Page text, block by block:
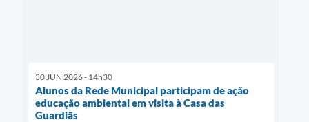
30 JUN 2026 - 14h30
Alunos da Rede Municipal participam de ação
educação ambiental em visita à Casa das
Guardiãs